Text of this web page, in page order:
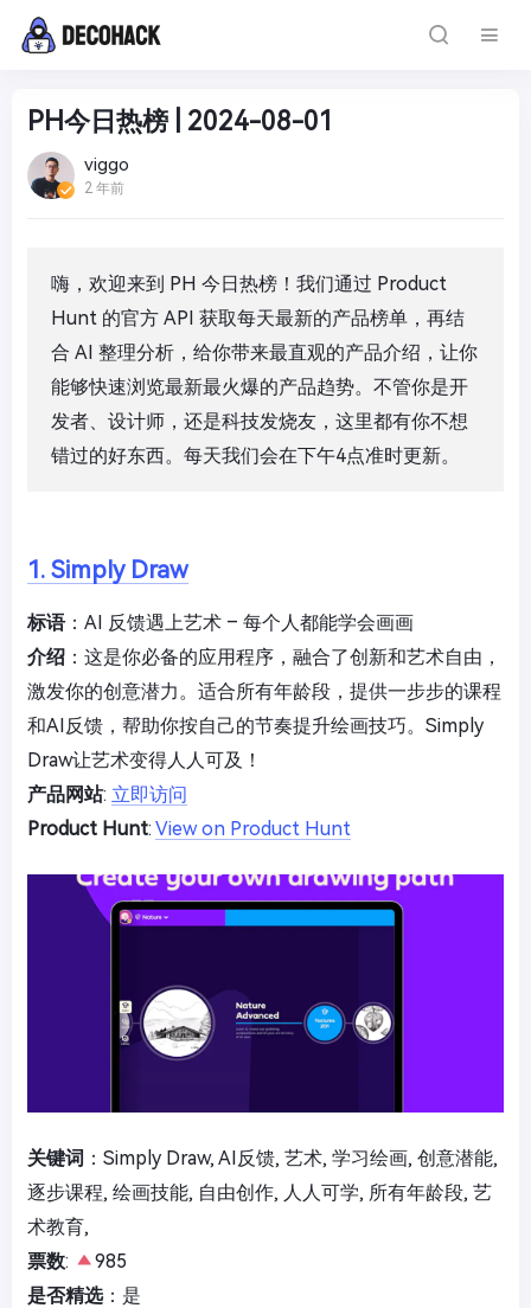
PH今日热榜 | 2024-08-01
viggo
2 年前
嗨，欢迎来到 PH 今日热榜！我们通过 Product
Hunt 的官方 API 获取每天最新的产品榜单，再结
合 AI 整理分析，给你带来最直观的产品介绍，让你
能够快速浏览最新最火爆的产品趋势。不管你是开
发者、设计师，还是科技发烧友，这里都有你不想
错过的好东西。每天我们会在下午4点准时更新。
1. Simply Draw
标语：AI 反馈遇上艺术 – 每个人都能学会画画
介绍 ：这是你必备的应用程序，融合了创新和艺术自由，
激发你的创意潜力。适合所有年龄段，提供一步步的课程
和AI反馈，帮助你按自己的节奏提升绘画技巧。Simply
Draw让艺术变得人人可及！
产品网站: 立即访问
Product Hunt: View on Product Hunt
关键词 ：Simply Draw, AI反馈, 艺术, 学习绘画, 创意潜能,
逐步课程, 绘画技能, 自由创作, 人人可学, 所有年龄段, 艺
术教育,
票数:
985
是否精选：是